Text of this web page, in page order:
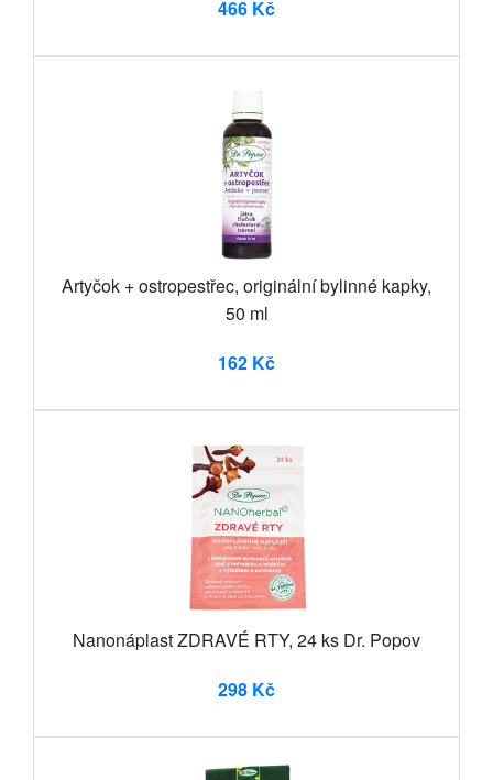
466 Kč
Artyčok + ostropestřec, originální bylinné kapky,
50 ml
162 Kč
Nanonáplast ZDRAVÉ RTY, 24 ks Dr. Popov
298 Kč